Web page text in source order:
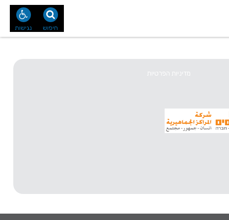
נגישות חיפוש
מדיניות הפרטיות